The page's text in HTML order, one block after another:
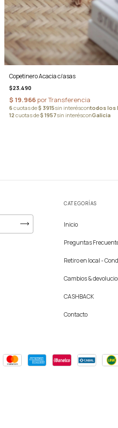
Copetinero Acacia c/asas
$23.490
CATEGORÍAS
Inicio
Preguntas
Retiro en local -
Cambios &
CASHBACK
Contacto